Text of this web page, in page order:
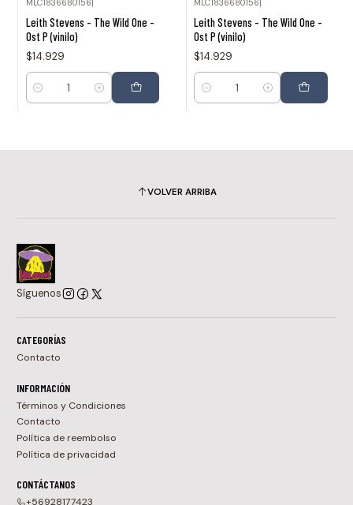
MLC1836680156|
Leith Stevens - The Wild One -
Ost P (vinilo)
$14.929
Cantidad
MLC1836680156|
Leith Stevens - The Wild One -
Ost P (vinilo)
$14.929
Cantidad
VOLVER ARRIBA
Síguenos
CATEGORÍAS
Contacto
INFORMACIÓN
Términos y Condiciones
Contacto
Política de reembolso
Política de privacidad
CONTÁCTANOS
+56928177423